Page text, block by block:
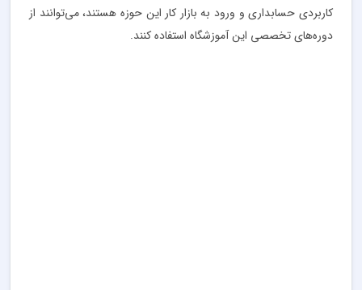
کاربردی حسابداری و ورود به بازار کار این حوزه هستند، می‌توانند از
دوره‌های تخصصی این آموزشگاه استفاده کنند.